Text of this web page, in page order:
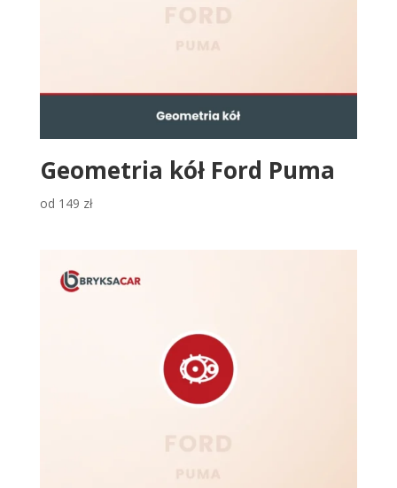
Geometria kół Ford Puma
od 149 zł